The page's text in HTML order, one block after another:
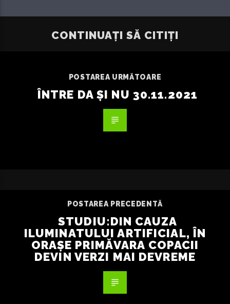
CONTINUAȚI SĂ CITIȚI
POSTAREA URMĂTOARE
ÎNTRE DA ȘI NU 30.11.2021
POSTAREA PRECEDENTĂ
STUDIU:DIN CAUZA
ILUMINATULUI ARTIFICIAL, ÎN
ORAȘE PRIMĂVARA COPACII
DEVIN VERZI MAI DEVREME